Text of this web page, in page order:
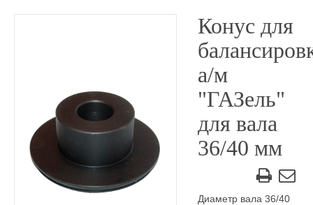
Конус для
а/м
"ГАЗель"
для вала
36/40 мм
Диаметр вала 36/40